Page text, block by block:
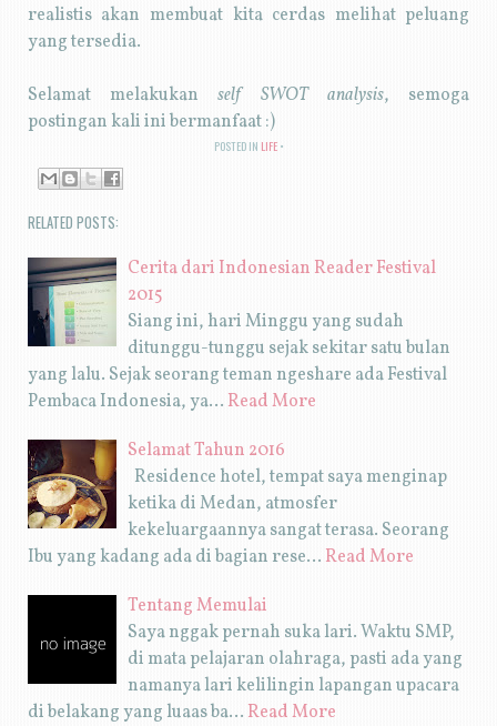
realistis akan membuat kita cerdas melihat peluang
yang tersedia.
Selamat melakukanself SWOT analysis, semoga
postingan kali ini bermanfaat :)
POSTED IN LIFE
RELATED POSTS:
Cerita dari Indonesian Reader Festival
2015
Siang ini, hari Minggu yang sudah
ditunggu-tunggu sejak sekitar satu bulan
yang lalu. Sejak seorang teman ngeshare ada Festival
Pembaca Indonesia, ya… Read More
Selamat Tahun 2016
Residence hotel, tempat saya menginap
ketika di Medan, atmosfer
kekeluargaannya sangat terasa. Seorang
Ibu yang kadang ada di bagian rese… Read More
Tentang Memulai
Saya nggak pernah suka lari. Waktu SMP,
di mata pelajaran olahraga, pasti ada yang
namanya lari kelilingin lapangan upacara
di belakang yang luaas ba… Read More